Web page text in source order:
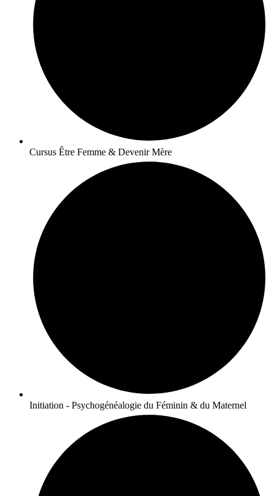
Cursus Être Femme & Devenir Mère
Initiation - Psychogénéalogie du Féminin & du Maternel